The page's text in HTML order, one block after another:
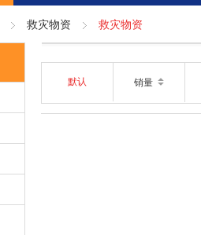
救灾物资 救灾物资
默认 销量